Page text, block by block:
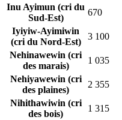
Inu Ayimun (cri du
Sud-Est)
670
Iyiyiw-Ayimiwin
(cri du Nord-Est)
3 100
Nehinawewin (cri
des marais)
1 035
Nehiyawewin (cri
des plaines)
2 355
Nihithawiwin (cri
des bois)
1 315